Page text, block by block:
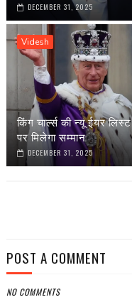
DECEMBER 31, 2025
Videsh
किंग चार्ल्स की न्यू ईयर
पर मिलेगा सम्मान
DECEMBER 31, 2025
POST A COMMENT
NO COMMENTS